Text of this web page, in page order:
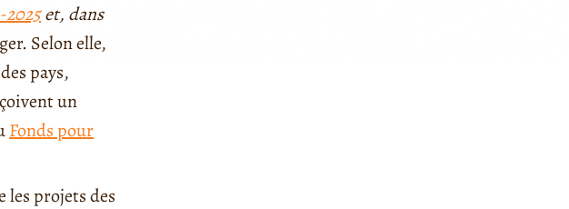
et, dans
Selon elle,
pays,
un
Fonds pour
les projets des